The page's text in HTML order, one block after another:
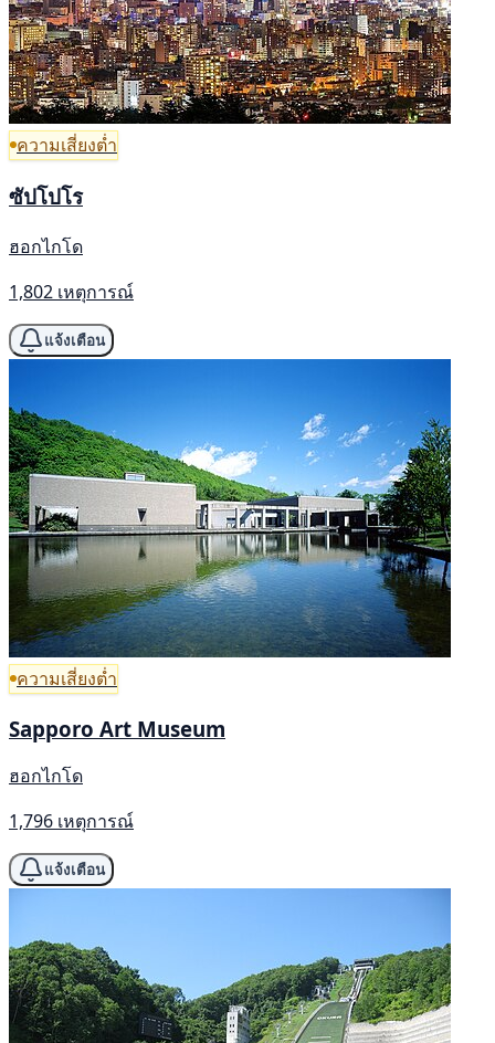
ความเสี่ยงต่ำ
ซัปโปโร
ฮอกไกโด
1,802 เหตุการณ์
แจ้งเตือน
ความเสี่ยงต่ำ
Sapporo Art Museum
ฮอกไกโด
1,796 เหตุการณ์
แจ้งเตือน